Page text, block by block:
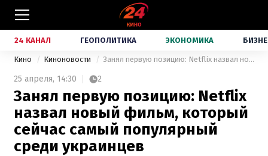
24 КАНАЛ ГЕОПОЛИТИКА ЭКОНОМИКА
Кино Киноновости Занял первую позицию: Netflix назвал новый фильм, который сейчас самый популярный среди украинцев
25 апреля, 14:30 2
Занял первую позицию: Netflix
назвал новый фильм, который
сейчас самый популярный
среди украинцев